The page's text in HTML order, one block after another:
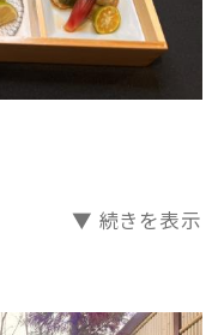
ります。大人と同じ
のご予約をお願いい
にご希望時間を承
1日のご宿泊分より
▼ 続きを表示